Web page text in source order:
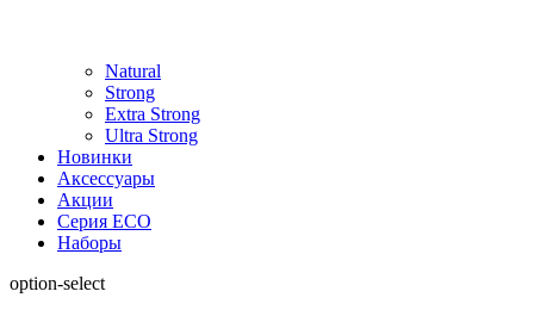
Natural
Strong
Extra Strong
Ultra Strong
Новинки
Аксессуары
Акции
Серия ECO
Наборы
option-select